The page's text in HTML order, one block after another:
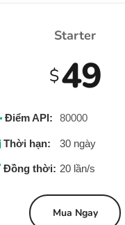
Starter
$49
Điểm API: 80000
Thời hạn: 30 ngày
Đồng thời: 20 lần/s
Mua Ngay